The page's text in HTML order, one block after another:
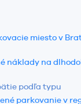
miesto v
náklady na
podľa typu
parkovanie v